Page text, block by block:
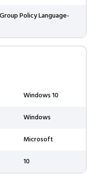
Policy Language-
Windows 10
Windows
Microsoft
10